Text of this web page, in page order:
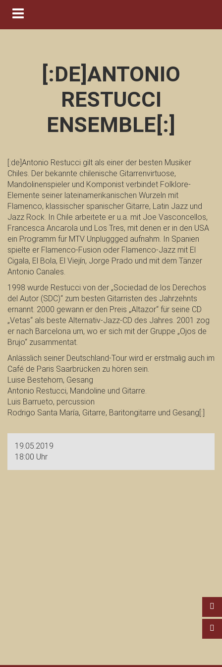
Navigation ein-/ausblenden
[:DE]ANTONIO
RESTUCCI
ENSEMBLE[:]
[:de]Antonio Restucci gilt als einer der besten Musiker
Chiles. Der bekannte chilenische Gitarrenvirtuose,
Mandolinenspieler und Komponist verbindet Folklore-
Elemente seiner lateinamerikanischen Wurzeln mit
Flamenco, klassischer spanischer Gitarre, Latin Jazz und
Jazz Rock. In Chile arbeitete er u.a. mit Joe Vasconcellos,
Francesca Ancarola und Los Tres, mit denen er in den USA
ein Programm für MTV Unpluggged aufnahm. In Spanien
spielte er Flamenco-Fusion oder Flamenco-Jazz mit El
Cigala, El Bola, El Viejín, Jorge Prado und mit dem Tänzer
Antonio Canales.
1998 wurde Restucci von der „Sociedad de los Derechos
del Autor (SDC)“ zum besten Gitarristen des Jahrzehnts
ernannt. 2000 gewann er den Preis „Altazor“ für seine CD
„Vetas“ als beste Alternativ-Jazz-CD des Jahres. 2001 zog
er nach Barcelona um, wo er sich mit der Gruppe „Ojos de
Brujo“ zusammentat.
Anlässlich seiner Deutschland-Tour wird er erstmalig auch im
Café de Paris Saarbrücken zu hören sein.
Luise Bestehorn, Gesang
Antonio Restucci, Mandoline und Gitarre.
Luis Barrueto, percussion
Rodrigo Santa María, Gitarre, Baritongitarre und Gesang[:]
19.05.2019
18:00 Uhr